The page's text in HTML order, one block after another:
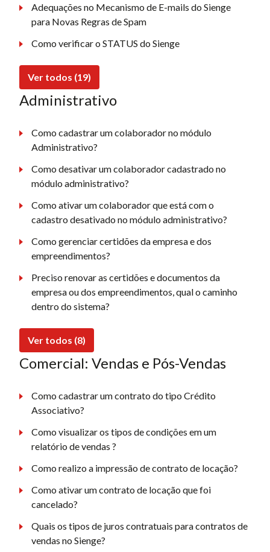
Adequações no Mecanismo de E-mails do Sienge
para Novas Regras de Spam
Como verificar o STATUS do Sienge
Ver todos (19)
Administrativo
Como cadastrar um colaborador no módulo
Administrativo?
Como desativar um colaborador cadastrado no
módulo administrativo?
Como ativar um colaborador que está com o
cadastro desativado no módulo administrativo?
Como gerenciar certidões da empresa e dos
empreendimentos?
Preciso renovar as certidões e documentos da
empresa ou dos empreendimentos, qual o caminho
dentro do sistema?
Ver todos (8)
Comercial: Vendas e Pós-Vendas
Como cadastrar um contrato do tipo Crédito
Associativo?
Como visualizar os tipos de condições em um
relatório de vendas ?
Como realizo a impressão de contrato de locação?
Como ativar um contrato de locação que foi
cancelado?
Quais os tipos de juros contratuais para contratos de
vendas no Sienge?